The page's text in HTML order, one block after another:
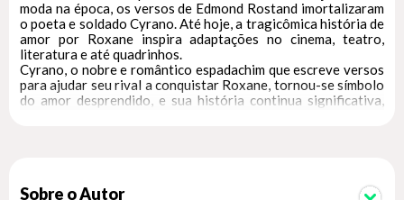
moda na época, os versos de Edmond Rostand imortalizaram
o poeta e soldado Cyrano. Até hoje, a tragicômica história de
amor por Roxane inspira adaptações no cinema, teatro,
literatura e até quadrinhos.
Cyrano, o nobre e romântico espadachim que escreve versos
para ajudar seu rival a conquistar Roxane, tornou-se símbolo
do amor desprendido, e sua história continua significativa,
Sobre o Autor